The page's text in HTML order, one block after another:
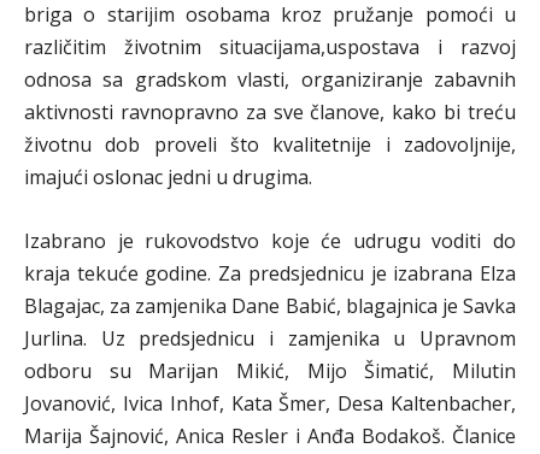
briga o starijim osobama kroz pružanje pomoći u
različitim životnim situacijama,uspostava i razvoj
odnosa sa gradskom vlasti, organiziranje zabavnih
aktivnosti ravnopravno za sve članove, kako bi treću
životnu dob proveli što kvalitetnije i zadovoljnije,
imajući oslonac jedni u drugima.
Izabrano je rukovodstvo koje će udrugu voditi do
kraja tekuće godine. Za predsjednicu je izabrana Elza
Blagajac, za zamjenika Dane Babić, blagajnica je Savka
Jurlina. Uz predsjednicu i zamjenika u Upravnom
odboru su Marijan Mikić, Mijo Šimatić, Milutin
Jovanović, Ivica Inhof, Kata Šmer, Desa Kaltenbacher,
Marija Šajnović, Anica Resler i Anđa Bodakoš. Članice